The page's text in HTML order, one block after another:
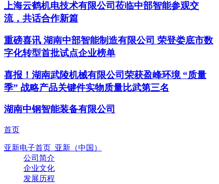
上海云鹤机电技术有限公司莅临中部智能参观交
流，共话合作新篇
重磅喜讯 湖南中部智能制造有限公司 荣登娄底市数
字化转型首批试点企业榜单
喜报！湖南武陵机械有限公司荣获盈峰环境 “质量
季” 战略产品关键件实物质量比武第三名
湖南中钢智能装备有限公司
首页
亚新电子首页_亚新（中国）
公司简介
企业文化
发展历程